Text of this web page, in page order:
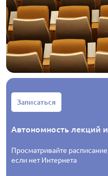
Записаться
Автономность лекций
Просматривайте
если нет Интернета